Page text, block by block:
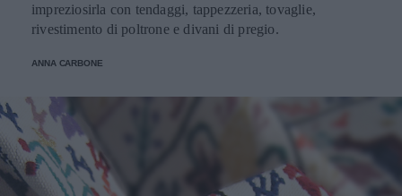
impreziosirla con tendaggi, tappezzeria, tovaglie,
rivestimento di poltrone e divani di pregio.
ANNA CARBONE